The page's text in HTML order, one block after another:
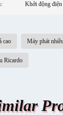
Khởi động
cao Máy phát
Ricardo